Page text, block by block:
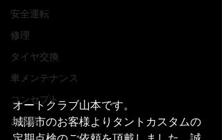
安全運転
修理
タイヤ交換
車メンテナンス
コンセプト
お客様
オートクラブ山本です。
城陽市のお客様よりタントカスタムの